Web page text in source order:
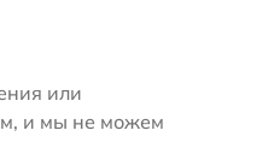
или
и мы не можем